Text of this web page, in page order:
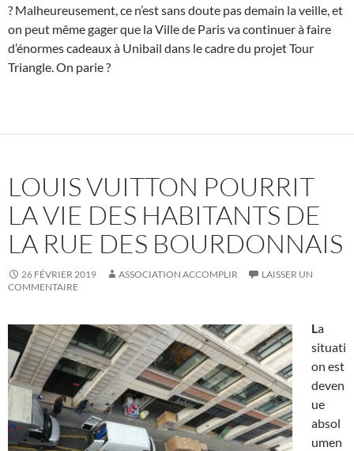
? Malheureusement, ce n’est sans doute pas demain la veille, et
on peut même gager que la Ville de Paris va continuer à faire
d’énormes cadeaux à Unibail dans le cadre du projet Tour
Triangle. On parie ?
LOUIS VUITTON POURRIT
LA VIE DES HABITANTS DE
LA RUE DES BOURDONNAIS
26 FÉVRIER 2019 ASSOCIATION ACCOMPLIR
LAISSER UN
COMMENTAIRE
La
situati
on est
deven
ue
absol
umen